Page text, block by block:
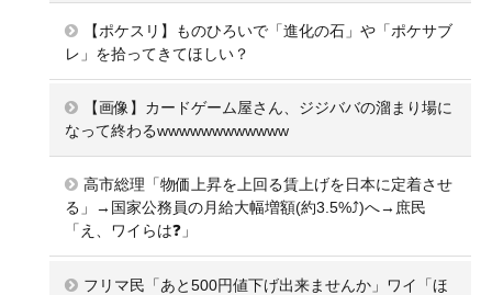
【ポケスリ】ものひろいで「進化の石」や「ポケサブ
レ」を拾ってきてほしい？
【画像】カードゲーム屋さん、ジジババの溜まり場に
なって終わるwwwwwwwwwwww
高市総理「物価上昇を上回る賃上げを日本に定着させ
る」→国家公務員の月給大幅増額(約3.5%⤴)へ→庶民
「え、ワイらは❓」
フリマ民「あと500円値下げ出来ませんか」ワイ「ほ